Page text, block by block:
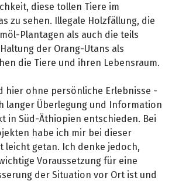
diese tollen Tiere im
zu sehen. Illegale Holzfällung, die
Plantagen als auch die teils
der Orang-Utans als
die Tiere und ihren Lebensraum.
hier ohne persönliche Erlebnisse -
langer Überlegung und Information
in Süd-Äthiopien entschieden. Bei
habe ich mir bei dieser
leicht getan. Ich denke jedoch,
Voraussetzung für eine
der Situation vor Ort ist und